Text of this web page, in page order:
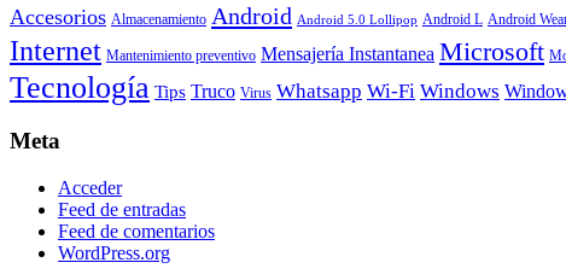
Accesorios Almacenamiento Android Android 5.0 Lollipop Android L Android
Internet Mantenimiento preventivo Mensajería Instantanea Microsoft
Tecnología Tips Truco Virus Whatsapp Wi-Fi Windows
Meta
Acceder
Feed de entradas
Feed de comentarios
WordPress.org